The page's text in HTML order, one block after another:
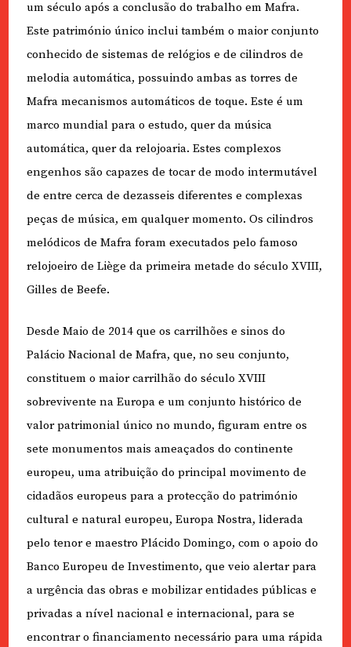
um século após a conclusão do trabalho em Mafra.
Este património único inclui também o maior conjunto
conhecido de sistemas de relógios e de cilindros de
melodia automática, possuindo ambas as torres de
Mafra mecanismos automáticos de toque. Este é um
marco mundial para o estudo, quer da música
automática, quer da relojoaria. Estes complexos
engenhos são capazes de tocar de modo intermutável
de entre cerca de dezasseis diferentes e complexas
peças de música, em qualquer momento. Os cilindros
melódicos de Mafra foram executados pelo famoso
relojoeiro de Liège da primeira metade do século XVIII,
Gilles de Beefe.
Desde Maio de 2014 que os carrilhões e sinos do
Palácio Nacional de Mafra, que, no seu conjunto,
constituem o maior carrilhão do século XVIII
sobrevivente na Europa e um conjunto histórico de
valor patrimonial único no mundo, figuram entre os
sete monumentos mais ameaçados do continente
europeu, uma atribuição do principal movimento de
cidadãos europeus para a protecção do património
cultural e natural europeu, Europa Nostra, liderada
pelo tenor e maestro Plácido Domingo, com o apoio do
Banco Europeu de Investimento, que veio alertar para
a urgência das obras e mobilizar entidades públicas e
privadas a nível nacional e internacional, para se
encontrar o financiamento necessário para uma rápida